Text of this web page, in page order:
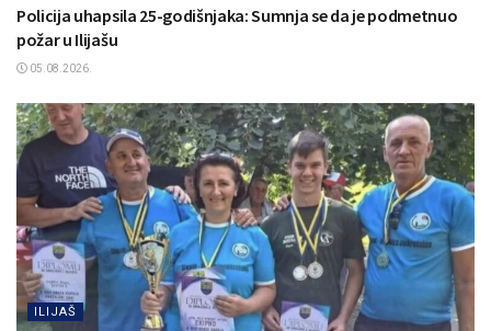
Policija uhapsila 25-godišnjaka: Sumnja se da je podmetnuo
požar u Ilijašu
05.08.2026.
ILIJAŠ